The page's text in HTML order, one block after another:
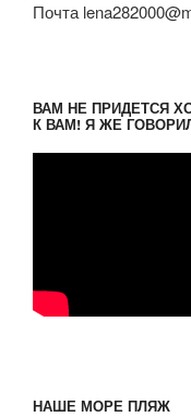
Почта
ВАМ НЕ ПРИДЕТСЯ
К ВАМ! Я ЖЕ
НАШЕ МОРЕ ПЛЯЖ